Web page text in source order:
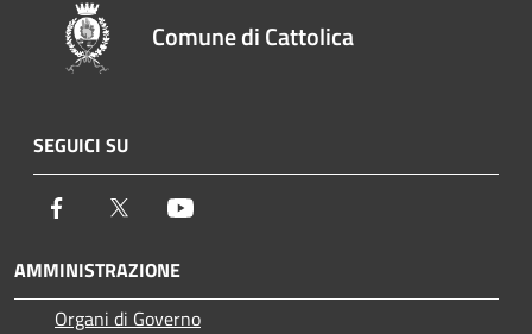
Comune di Cattolica
SEGUICI SU
Facebook Twitter
AMMINISTRAZIONE
Organi di Governo